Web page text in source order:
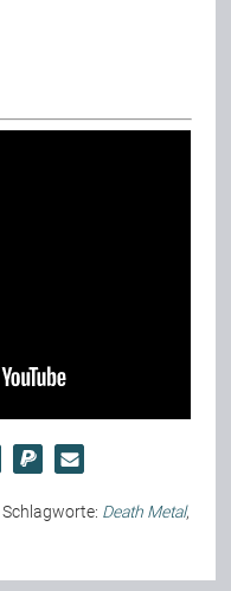
Schlagworte: Death Metal,